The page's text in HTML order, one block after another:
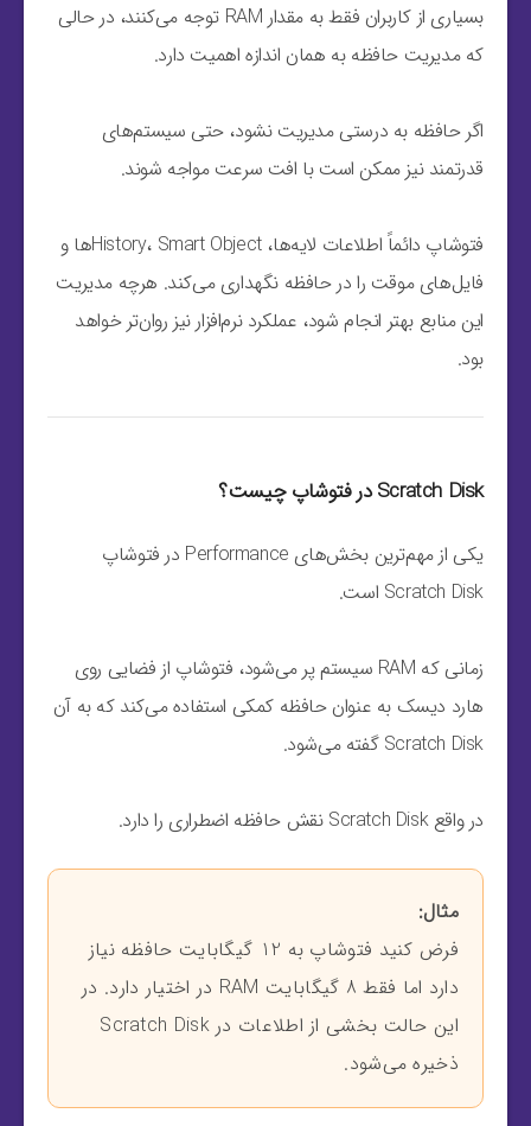
بسیاری از کاربران فقط به مقدار RAM توجه می‌کنند، در حالی
که مدیریت حافظه به همان اندازه اهمیت دارد.
اگر حافظه به درستی مدیریت نشود، حتی سیستم‌های
قدرتمند نیز ممکن است با افت سرعت مواجه شوند.
فتوشاپ دائماً اطلاعات لایه‌ها، History، Smart Objectها و
فایل‌های موقت را در حافظه نگهداری می‌کند. هرچه مدیریت
این منابع بهتر انجام شود، عملکرد نرم‌افزار نیز روان‌تر خواهد
بود.
Scratch Disk در فتوشاپ چیست؟
یکی از مهم‌ترین بخش‌های Performance در فتوشاپ
Scratch Disk است.
زمانی که RAM سیستم پر می‌شود، فتوشاپ از فضایی روی
هارد دیسک به عنوان حافظه کمکی استفاده می‌کند که به آن
Scratch Disk گفته می‌شود.
در واقع Scratch Disk نقش حافظه اضطراری را دارد.
مثال:
فرض کنید فتوشاپ به 12 گیگابایت حافظه نیاز
دارد اما فقط 8 گیگابایت RAM در اختیار دارد. در
این حالت بخشی از اطلاعات در Scratch Disk
ذخیره می‌شود.